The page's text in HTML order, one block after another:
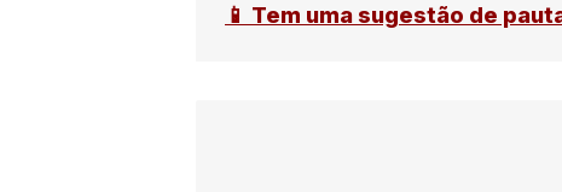
📱 Tem uma sugestão de